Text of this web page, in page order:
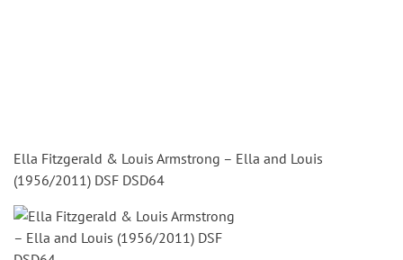
Ella Fitzgerald & Louis Armstrong – Ella and Louis
(1956/2011) DSF DSD64